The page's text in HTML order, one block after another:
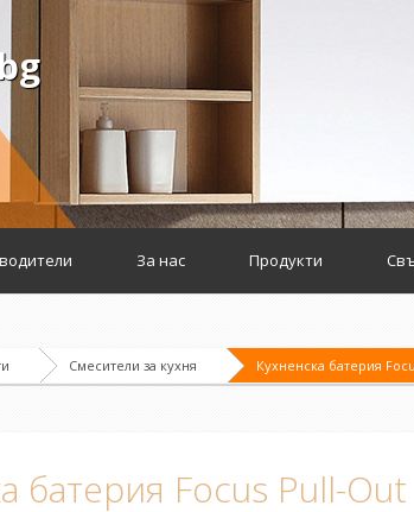
За нас Продукти
Смесители за кухня Кухненска батерия
батерия Focus Pull-Out